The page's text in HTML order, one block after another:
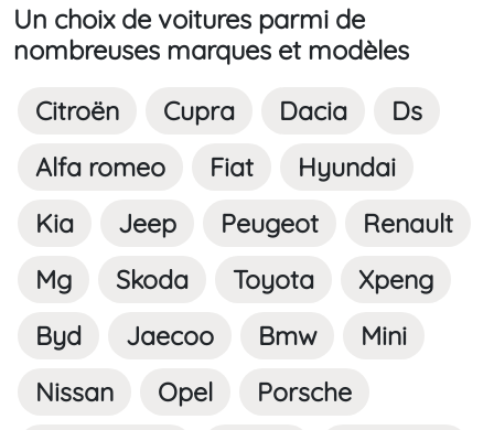
Un choix de voitures parmi de
nombreuses marques et modèles
Citroën Cupra Dacia
Ds
Alfa romeo
Fiat
Hyundai
Kia
Jeep Peugeot
Renault
Mg
Skoda Toyota
Xpeng
Byd
Jaecoo Bmw
Mini
Nissan
Opel
Porsche